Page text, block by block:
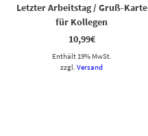
Letzter Arbeitstag / Gruß-Karte
für Kollegen
10,99€
Enthält 19% MwSt.
zzgl.Versand